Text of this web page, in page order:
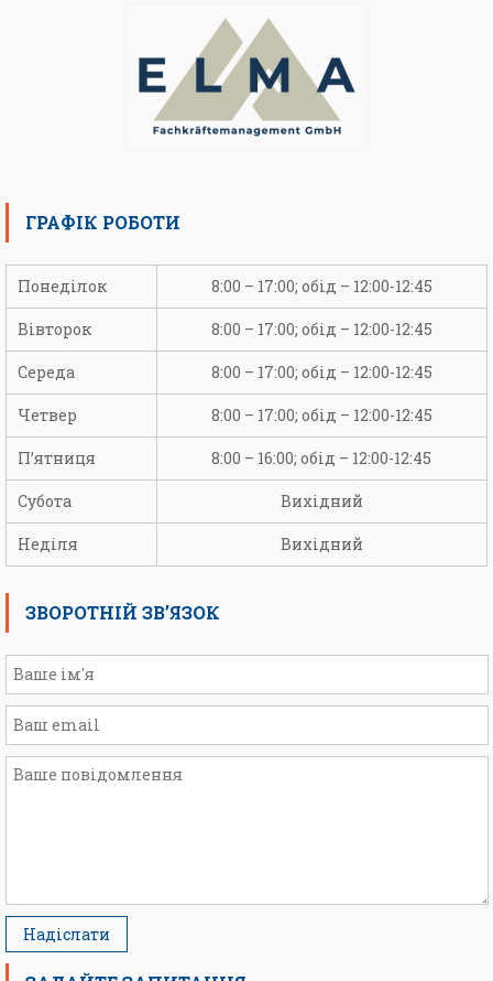
ГРАФІК РОБОТИ
Понеділок 8:00 – 17:00; обід – 12:00-12:45
Вівторок 8:00 – 17:00; обід – 12:00-12:45
Середа 8:00 – 17:00; обід – 12:00-12:45
Четвер 8:00 – 17:00; обід – 12:00-12:45
П’ятниця 8:00 – 16:00; обід – 12:00-12:45
Субота Вихідний
Неділя Вихідний
ЗВОРОТНІЙ ЗВ’ЯЗОК